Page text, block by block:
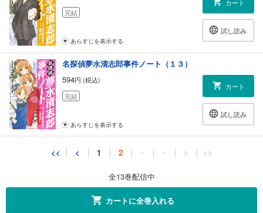
完結
カート
試し読み
あらすじを表示する
名探偵夢水清志郎事件ノート（１３）
594円 (税込)
完結
カート
試し読み
あらすじを表示する
<< < 1 2 ・ ・ > >>
全13巻配信中
カートに全巻入れる